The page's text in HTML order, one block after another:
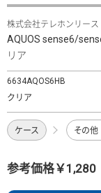
株式会社テレホンリース
AQUOS sense6/
リア
6634AQOS6HB
クリア
ケース その他
参考価格￥1,280